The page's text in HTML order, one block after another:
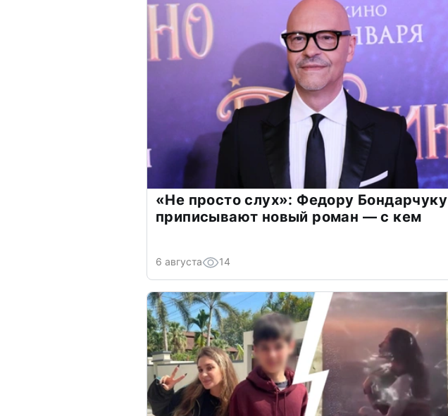
«Не просто слух»: Федору Бондарчуку
приписывают новый роман — с кем
6 августа 14